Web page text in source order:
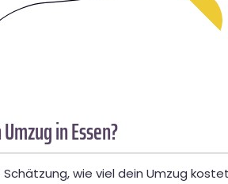
in Essen?
wie viel dein Umzug